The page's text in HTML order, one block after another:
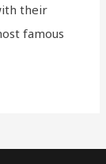
their
famous